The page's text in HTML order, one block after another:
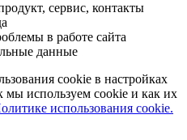
сервис, контакты
в работе сайта
данные
cookie в настройках
мы используем cookie и как их
использования cookie.